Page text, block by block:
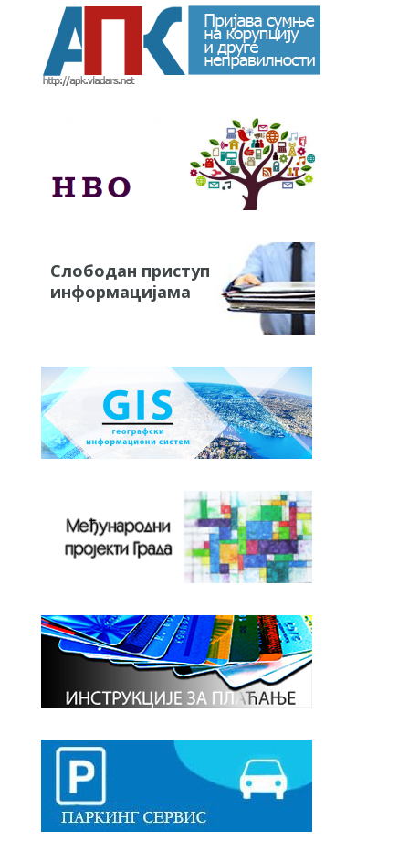
Слободан приступ
информацијама